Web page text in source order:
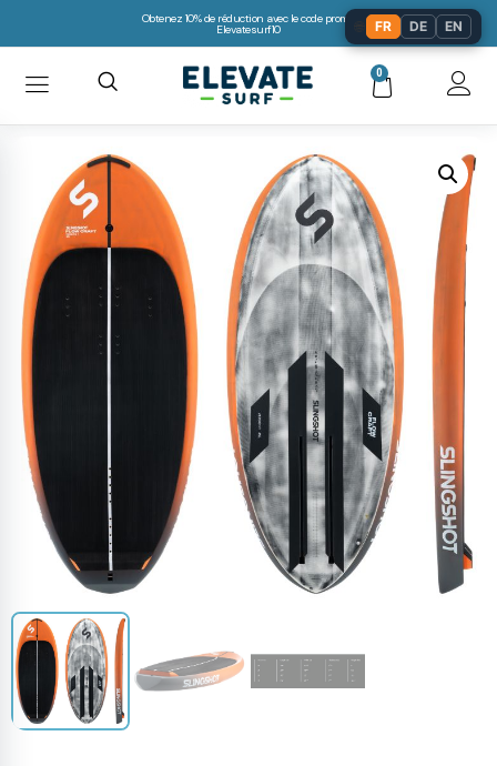
Obtenez 10% de réduction avec le code promo:
Elevatesurf10
0
FR DE EN